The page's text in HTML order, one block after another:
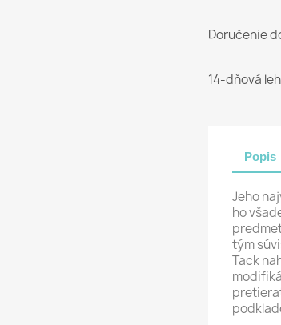
Doručenie
14-dňová
Popis
Jeho
ho
tým
Tack